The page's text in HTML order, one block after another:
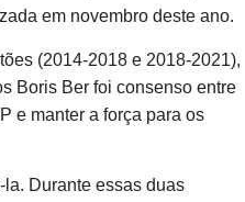
em novembro deste ano.
(2014-2018 e 2018-2021),
Boris Ber foi consenso entre
e manter a força para os
Durante essas duas